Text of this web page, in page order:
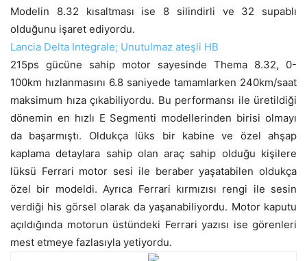
Modelin 8.32 kısaltması ise 8 silindirli ve 32 supablı
olduğunu işaret ediyordu.
Lancia Delta Integrale; Unutulmaz ateşli HB
215ps gücüne sahip motor sayesinde Thema 8.32, 0-
100km hızlanmasını 6.8 saniyede tamamlarken 240km/saat
maksimum hıza çıkabiliyordu. Bu performansı ile üretildiği
dönemin en hızlı E Segmenti modellerinden birisi olmayı
da başarmıştı. Oldukça lüks bir kabine ve özel ahşap
kaplama detaylara sahip olan araç sahip olduğu kişilere
lüksü Ferrari motor sesi ile beraber yaşatabilen oldukça
özel bir modeldi. Ayrıca Ferrari kırmızısı rengi ile sesin
verdiği his görsel olarak da yaşanabiliyordu. Motor kaputu
açıldığında motorun üstündeki Ferrari yazısı ise görenleri
mest etmeye fazlasıyla yetiyordu.